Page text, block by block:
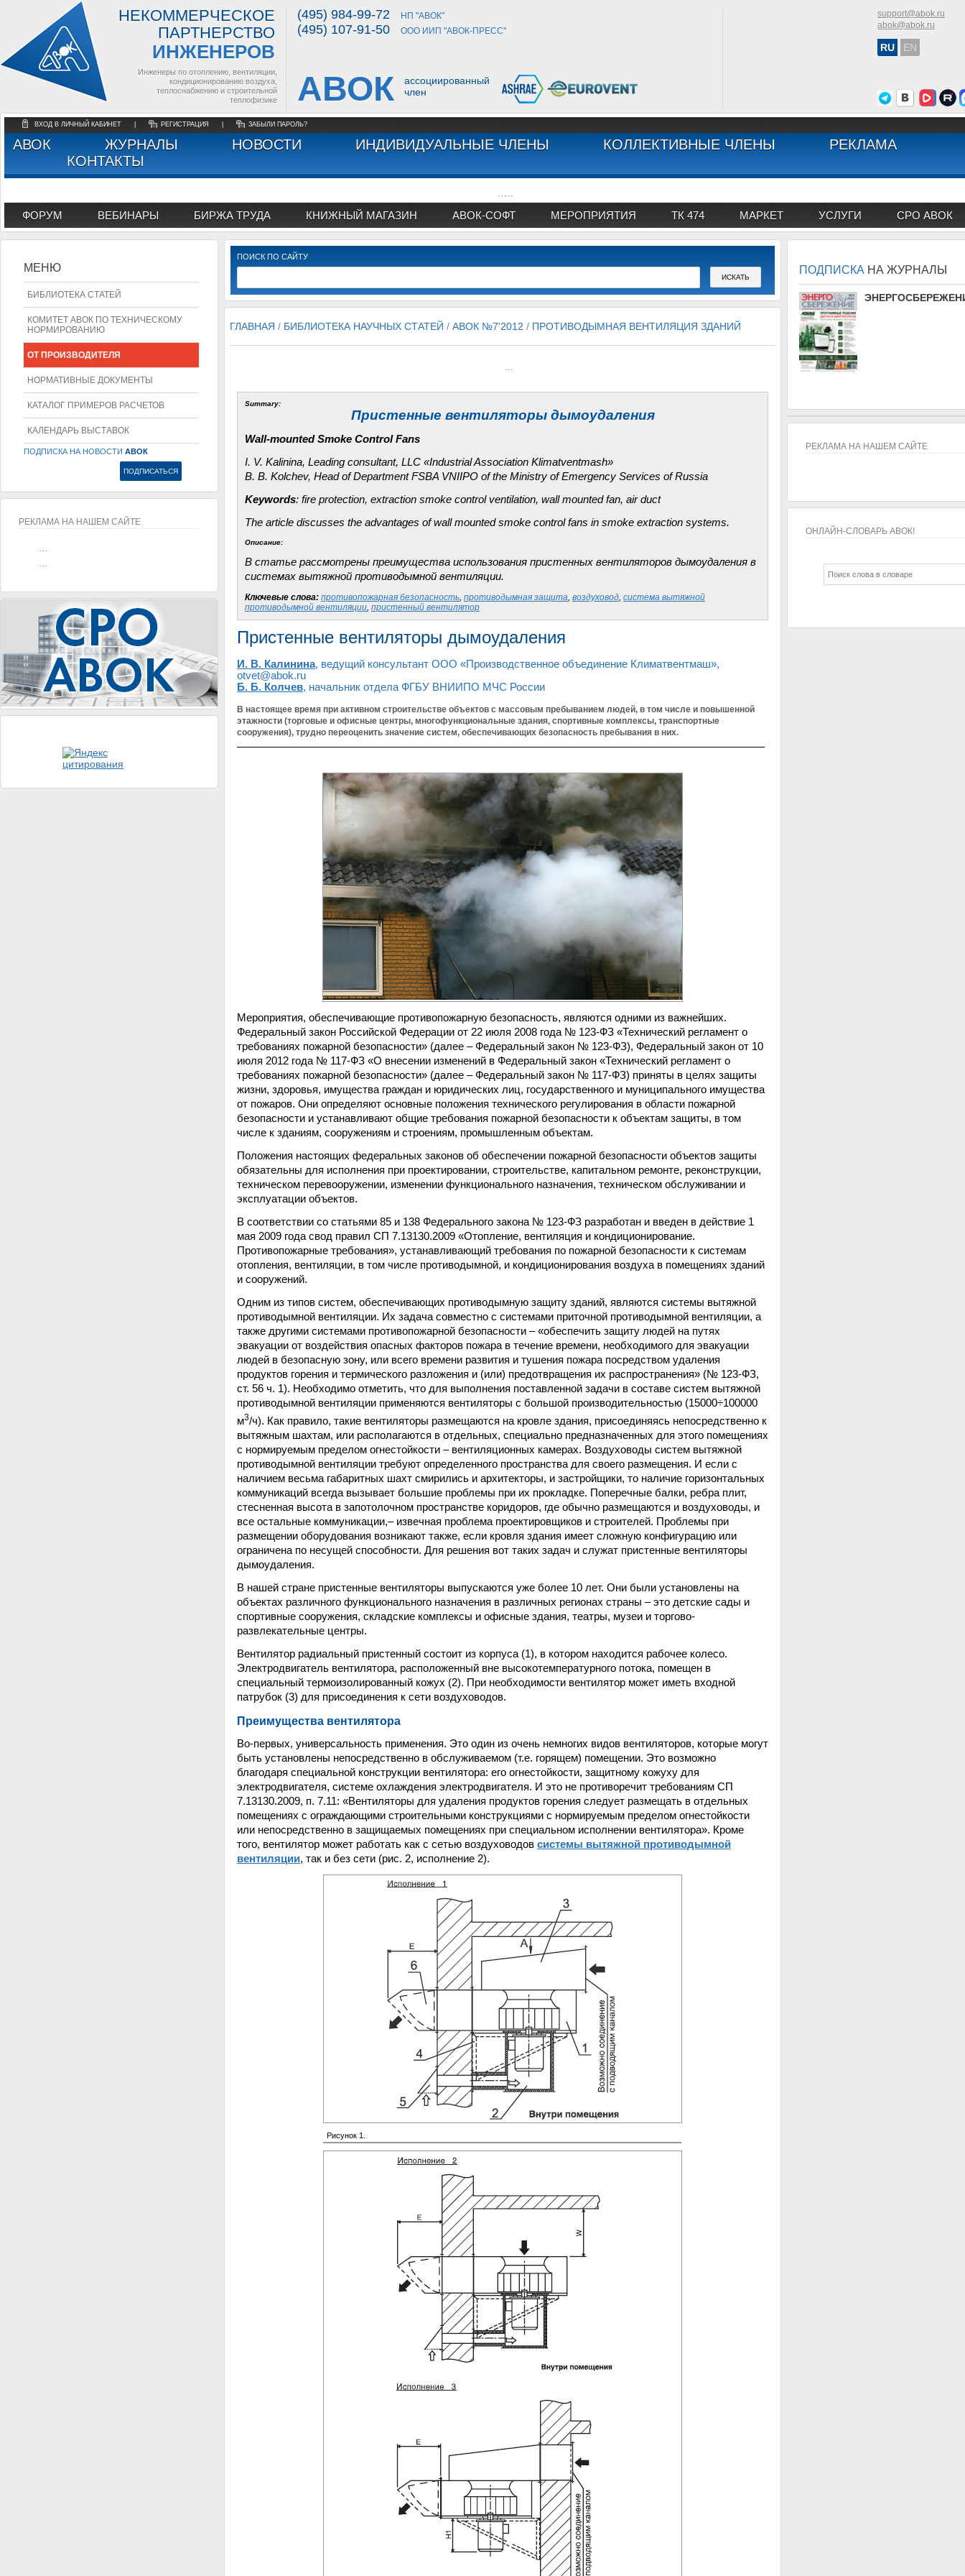
НЕКОММЕРЧЕСКОЕ
ПАРТНЕРСТВО
ИНЖЕНЕРОВ
Инженеры по отоплению, вентиляции,
кондиционированию воздуха,
теплоснабжению и строительной
теплофизике
(495) 984-99-72 НП "АВОК"
(495) 107-91-50 ООО ИИП "АВОК-ПРЕСС"
АВОК
ассоциированный
член
support@abok.ru
abok@abok.ru
RU EN
ВХОД В ЛИЧНЫЙ КАБИНЕТ РЕГИСТРАЦИЯ ЗАБЫЛИ ПАРОЛЬ?
АВОК ЖУРНАЛЫ НОВОСТИ ИНДИВИДУАЛЬНЫЕ ЧЛЕНЫ КОЛЛЕКТИВНЫЕ ЧЛЕНЫ
РЕКЛАМА
КОНТАКТЫ
ФОРУМ ВЕБИНАРЫ БИРЖА ТРУДА КНИЖНЫЙ МАГАЗИН АВОК-СОФТ МЕРОПРИЯТИЯ ТК 474 МАРКЕТ УСЛУГИ СРО АВОК
ПОИСК ПО САЙТУ
ГЛАВНАЯ / БИБЛИОТЕКА НАУЧНЫХ СТАТЕЙ / АВОК №7'2012 / ПРОТИВОДЫМНАЯ ВЕНТИЛЯЦИЯ ЗДАНИЙ
Summary:
Пристенные вентиляторы дымоудаления
Wall-mounted Smoke Control Fans
I. V. Kalinina, Leading consultant, LLC «Industrial Association Klimatventmash»
B. B. Kolchev, Head of DepartmentFSBA VNIIPO of the Ministry of Emergency Services of Russia
Keywords: fire protection, extraction smoke control ventilation, wall mounted fan, air duct
The article discusses the advantages of wall mounted smoke control fans in smoke extraction systems.
Описание:
В статье рассмотрены преимущества использования пристенных вентиляторов дымоудаления в
системах вытяжной противодымной вентиляции.
Ключевые слова: противопожарная безопасность, противодымная защита, воздуховод, система вытяжной
противодымной вентиляции, пристенный вентилятор
Пристенные вентиляторы дымоудаления
И. В. Калинина, ведущий консультант ООО «Производственное объединение Климатвентмаш»,
otvet@abok.ru
Б. Б. Колчев, начальник отдела ФГБУ ВНИИПО МЧС России
В настоящее время при активном строительстве объектов с массовым пребыванием людей, в том числе и повышенной
этажности (торговые и офисные центры, многофункциональные здания, спортивные комплексы, транспортные
сооружения), трудно переоценить значение систем, обеспечивающих безопасность пребывания в них.
Мероприятия, обеспечивающие противопожарную безопасность, являются одними из важнейших.
Федеральный закон Российской Федерации от 22 июля 2008 года № 123-ФЗ «Технический регламент о
требованиях пожарной безопасности» (далее – Федеральный закон № 123-ФЗ), Федеральный закон от 10
июля 2012 года № 117-ФЗ «О внесении изменений в Федеральный закон «Технический регламент о
требованиях пожарной безопасности» (далее – Федеральный закон № 117-ФЗ) приняты в целях защиты
жизни, здоровья, имущества граждан и юридических лиц, государственного и муниципального имущества
от пожаров. Они определяют основные положения технического регулирования в области пожарной
безопасности и устанавливают общие требования пожарной безопасности к объектам защиты, в том
числе к зданиям, сооружениям и строениям, промышленным объектам.
Положения настоящих федеральных законов об обеспечении пожарной безопасности объектов защиты
обязательны для исполнения при проектировании, строительстве, капитальном ремонте, реконструкции,
техническом перевооружении, изменении функционального назначения, техническом обслуживании и
эксплуатации объектов.
В соответствии со статьями 85 и 138 Федерального закона № 123-ФЗ разработан и введен в действие 1
мая 2009 года свод правил СП 7.13130.2009 «Отопление, вентиляция и кондиционирование.
Противопожарные требования», устанавливающий требования по пожарной безопасности к системам
отопления, вентиляции, в том числе противодымной, и кондиционирования воздуха в помещениях зданий
и сооружений.
Одним из типов систем, обеспечивающих противодымную защиту зданий, являются системы вытяжной
противодымной вентиляции. Их задача совместно с системами приточной противодымной вентиляции, а
также другими системами противопожарной безопасности – «обеспечить защиту людей на путях
эвакуации от воздействия опасных факторов пожара в течение времени, необходимого для эвакуации
людей в безопасную зону, или всего времени развития и тушения пожара посредством удаления
продуктов горения и термического разложения и (или) предотвращения их распространения» (№ 123-ФЗ,
ст. 56 ч. 1). Необходимо отметить, что для выполнения поставленной задачи в составе систем вытяжной
противодымной вентиляции применяются вентиляторы с большой производительностью (15000÷100000
м3/ч). Как правило, такие вентиляторы размещаются на кровле здания, присоединяясь непосредственно к
вытяжным шахтам, или располагаются в отдельных, специально предназначенных для этого помещениях
с нормируемым пределом огнестойкости – вентиляционных камерах. Воздуховоды систем вытяжной
противодымной вентиляции требуют определенного пространства для своего размещения. И если с
наличием весьма габаритных шахт смирились и архитекторы, и застройщики, то наличие горизонтальных
коммуникаций всегда вызывает большие проблемы при их прокладке. Поперечные балки, ребра плит,
стесненная высота в запотолочном пространстве коридоров, где обычно размещаются и воздуховоды, и
все остальные коммуникации,– извечная проблема проектировщиков и строителей. Проблемы при
размещении оборудования возникают также, если кровля здания имеет сложную конфигурацию или
ограничена по несущей способности. Для решения вот таких задач и служат пристенные вентиляторы
дымоудаления.
В нашей стране пристенные вентиляторы выпускаются уже более 10 лет. Они были установлены на
объектах различного функционального назначения в различных регионах страны – это детские сады и
спортивные сооружения, складские комплексы и офисные здания, театры, музеи и торгово-
развлекательные центры.
Вентилятор радиальный пристенный состоит из корпуса (1), в котором находится рабочее колесо.
Электродвигатель вентилятора, расположенный вне высокотемпературного потока, помещен в
специальный термоизолированный кожух (2). При необходимости вентилятор может иметь входной
патрубок (3) для присоединения к сети воздуховодов.
Преимущества вентилятора
Во-первых, универсальность применения. Это один из очень немногих видов вентиляторов, которые могут
быть установлены непосредственно в обслуживаемом (т.е. горящем) помещении. Это возможно
благодаря специальной конструкции вентилятора: его огнестойкости, защитному кожуху для
электродвигателя, системе охлаждения электродвигателя. И это не противоречит требованиям СП
7.13130.2009, п. 7.11: «Вентиляторы для удаления продуктов горения следует размещать в отдельных
помещениях с ограждающими строительными конструкциями с нормируемым пределом огнестойкости
или непосредственно в защищаемых помещениях при специальном исполнении вентилятора». Кроме
того, вентилятор может работать как с сетью воздуховодов системы вытяжной противодымной
вентиляции, так и без сети (рис. 2, исполнение 2).
Рисунок 1.
МЕНЮ
БИБЛИОТЕКА СТАТЕЙ
КОМИТЕТ АВОК ПО ТЕХНИЧЕСКОМУ
НОРМИРОВАНИЮ
ОТ ПРОИЗВОДИТЕЛЯ
НОРМАТИВНЫЕ ДОКУМЕНТЫ
КАТАЛОГ ПРИМЕРОВ РАСЧЕТОВ
КАЛЕНДАРЬ ВЫСТАВОК
ПОДПИСКА НА НОВОСТИ АВОК
РЕКЛАМА НА НАШЕМ САЙТЕ
ПОДПИСКА НА ЖУРНАЛЫ
АВОК
РЕКЛАМА НА НАШЕМ САЙТЕ
ОНЛАЙН-СЛОВАРЬ АВОК!